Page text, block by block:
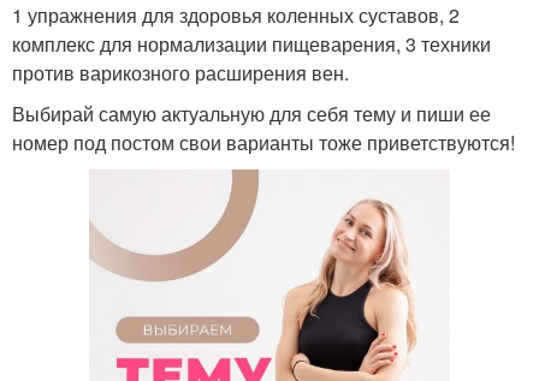
1 упражнения для здоровья коленных суставов, 2
комплекс для нормализации пищеварения, 3 техники
против варикозного расширения вен.
Выбирай самую актуальную для себя тему и пиши ее
номер под постом свои варианты тоже приветствуются!